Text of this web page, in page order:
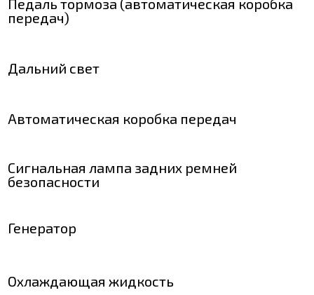
передач)
Дальний свет
Автоматическая коробка передач
Сигнальная лампа задних ремней
безопасности
Генератор
Охлаждающая жидкость